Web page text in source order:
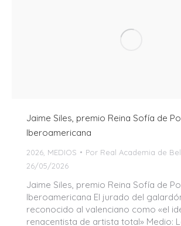
Jaime Siles, premio Reina Sofía de
Iberoamericana
2026 MEDIOS Por Real Academia de
26/05/2026
Jaime Siles, premio Reina Sofía de
Iberoamericana El jurado del
reconocido al valenciano como «el
renacentista de artista total» Medio: